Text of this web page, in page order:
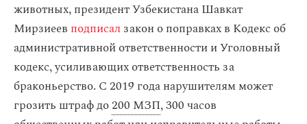
животных, президент Узбекистана Шавкат
Мирзиеев подписал закон о поправках в Кодекс об
административной ответственности и Уголовный
кодекс, усиливающих ответственность за
браконьерство. С 2019 года нарушителям может
грозить штраф до200 МЗП, 300 часов